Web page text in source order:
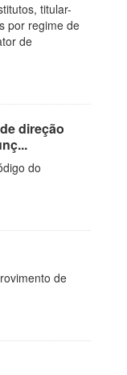
titular-
por regime de
de
direção
do
de